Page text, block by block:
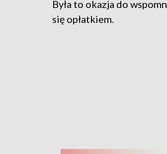
Była to okazja do
się opłatkiem.